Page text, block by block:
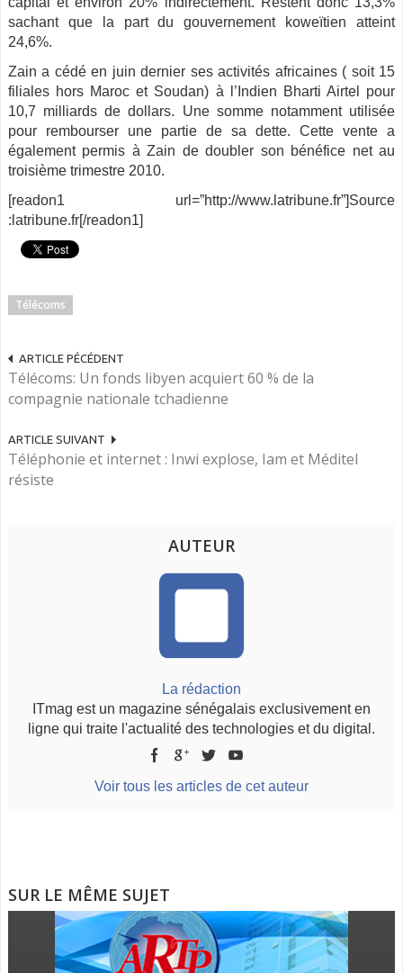
sachant que la part du gouvernement koweïtien atteint
24,6%.
Zain a cédé en juin dernier ses activités africaines ( soit 15
filiales hors Maroc et Soudan) à l’Indien Bharti Airtel pour
10,7 milliards de dollars. Une somme notamment utilisée
pour rembourser une partie de sa dette. Cette vente a
également permis à Zain de doubler son bénéfice net au
troisième trimestre 2010.
[readon1 url=”http://www.latribune.fr”]Source
:latribune.fr[/readon1]
Télécoms
ARTICLE PÉCÉDENT
Télécoms: Un fonds libyen acquiert 60 % de la
compagnie nationale tchadienne
ARTICLE SUIVANT
Téléphonie et internet : Inwi explose, Iam et Méditel
résiste
AUTEUR
La rédaction
ITmag est un magazine sénégalais exclusivement en
ligne qui traite l'actualité des technologies et du digital.
Voir tous les articles de cet auteur
SUR LE MÊME SUJET